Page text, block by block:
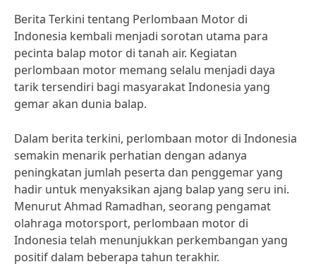
Berita Terkini tentang Perlombaan Motor di
Indonesia kembali menjadi sorotan utama para
pecinta balap motor di tanah air. Kegiatan
perlombaan motor memang selalu menjadi daya
tarik tersendiri bagi masyarakat Indonesia yang
gemar akan dunia balap.
Dalam berita terkini, perlombaan motor di Indonesia
semakin menarik perhatian dengan adanya
peningkatan jumlah peserta dan penggemar yang
hadir untuk menyaksikan ajang balap yang seru ini.
Menurut Ahmad Ramadhan, seorang pengamat
olahraga motorsport, perlombaan motor di
Indonesia telah menunjukkan perkembangan yang
positif dalam beberapa tahun terakhir.